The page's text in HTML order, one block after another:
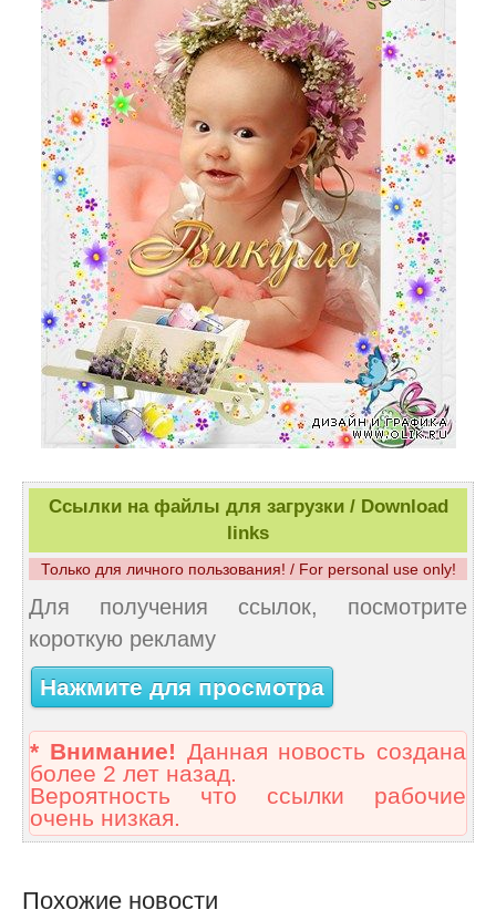
Ссылки на файлы для загрузки / Download
links
Только для личного пользования! / For personal use only!
Для получения ссылок, посмотрите
короткую рекламу
Нажмите для просмотра
* Внимание! Данная новость создана
более 2 лет назад.
Вероятность что ссылки рабочие
очень низкая.
Похожие новости